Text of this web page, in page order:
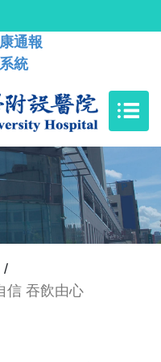
通報
統
/
信 吞飲由心